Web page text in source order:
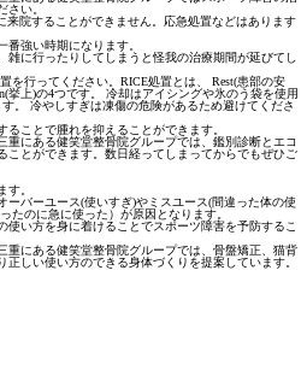
さい。
来院することができません。応急処置などはあります
強い時期になります。
雑に行ったりしてしまうと怪我の治療期間が延びてし
を行ってください。RICE処置とは、 Rest(患部の安
挙上)の4つです。 冷却はアイシングや氷のう袋を使用
。 冷やしすぎは凍傷の危険があるため避けてくださ
ことで腫れを抑えることができます。
にある健笑堂整骨院グループでは、鑑別診断とエコ
ことができます。数日経ってしまってからでもぜひご
す。
ーバーユース(使いすぎ)やミスユース(間違った体の使
たのに急に使った）が原因となります。
い方を身に着けることでスポーツ障害を予防するこ
重にある健笑堂整骨院グループでは、骨盤矯正、猫背
しい使い方のできる身体づくりを提案しています。